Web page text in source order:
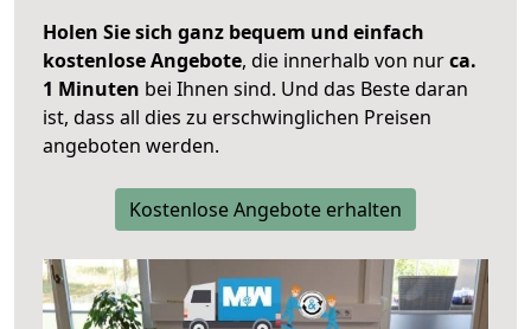
Holen Sie sich ganz bequem und einfach
kostenlose Angebote, die innerhalb von nurca.
1 Minuten bei Ihnen sind. Und das Beste daran
ist, dass all dies zu erschwinglichen Preisen
angeboten werden.
Kostenlose Angebote erhalten